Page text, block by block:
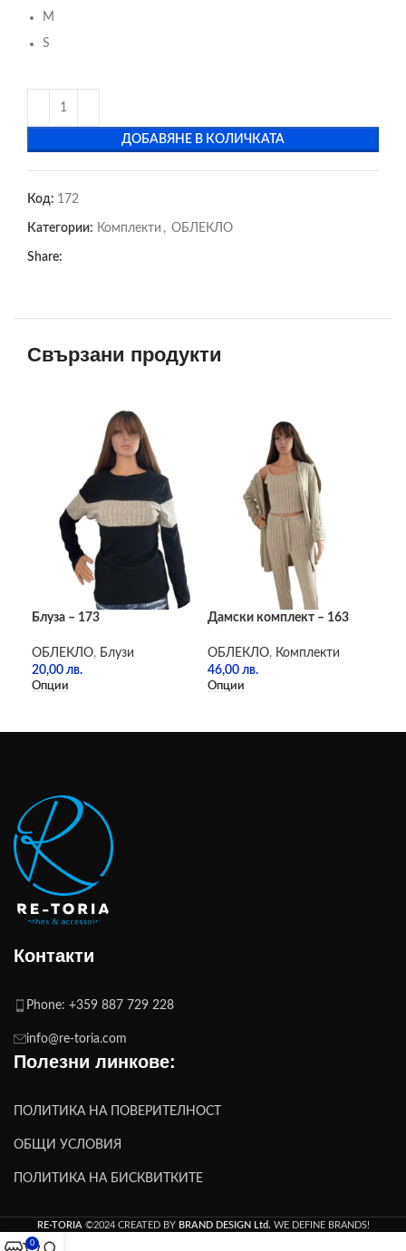
M
S
ДОБАВЯНЕ В КОЛИЧКАТА
Код: 172
Категории: Комплекти , ОБЛЕКЛО
Share:
Свързани продукти
Блуза – 173
ОБЛЕКЛО, Блузи
20,00 лв.
Опции
Дамски комплект – 163
ОБЛЕКЛО, Комплекти
46,00 лв.
Опции
Контакти
Phone: +359 887 729 228
info@re-toria.com
Полезни линкове:
ПОЛИТИКА НА ПОВЕРИТЕЛНОСТ
ОБЩИ УСЛОВИЯ
ПОЛИТИКА НА БИСКВИТКИТЕ
RE-TORIA ©2024 CREATED BY BRAND DESIGN Ltd. WE DEFINE BRANDS!
0